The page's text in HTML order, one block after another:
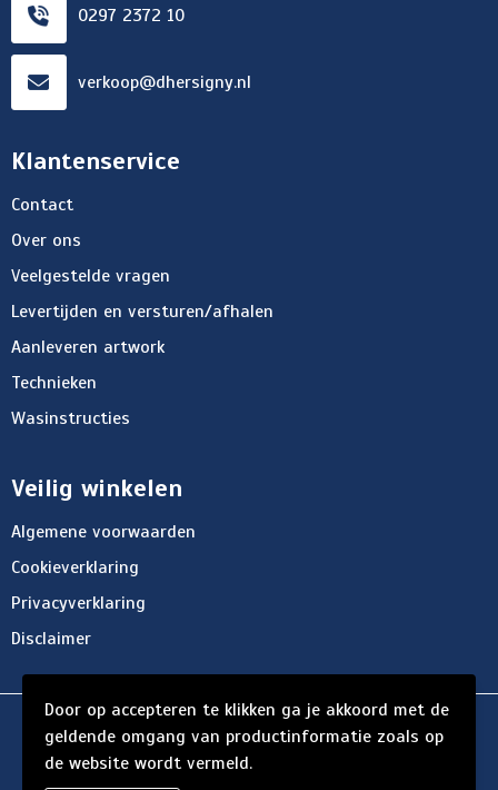
0297 2372 10
verkoop@dhersigny.nl
Klantenservice
Contact
Over ons
Veelgestelde vragen
Levertijden en versturen/afhalen
Aanleveren artwork
Technieken
Wasinstructies
Veilig winkelen
Algemene voorwaarden
Cookieverklaring
Privacyverklaring
Disclaimer
© Copyright d'Hersigny 2024
Door op accepteren te klikken ga je akkoord met de
geldende omgang van productinformatie zoals op
de website wordt vermeld.